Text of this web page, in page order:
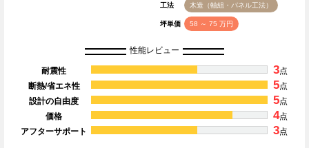
工法 木造（軸組・パネル工法）
坪単価 58 ～ 75 万円
性能レビュー
耐震性 3点
断熱/省エネ性
5点
設計の自由度
5点
価格
4点
アフターサポート
3点